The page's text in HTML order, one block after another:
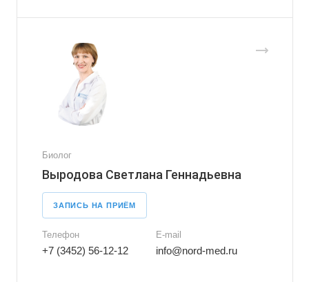
Биолог
Выродова Светлана Геннадьевна
ЗАПИСЬ НА ПРИЁМ
Телефон
+7 (3452) 56-12-12
E-mail
info@nord-med.ru